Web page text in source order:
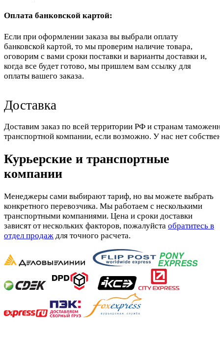
Оплата банковской картой:
Если при оформлении заказа вы выбрали оплату
банковской картой, то мы проверим наличие товара,
оговорим с вами сроки поставки и варианты доставки и,
когда все будет готово, мы пришлем вам ссылку для
оплаты вашего заказа.
Доставка
Доставим заказ по всей территории РФ и странам
транспортной компании, если возможно. У нас нет
Курьерские и транспортные
компании
Менеджеры сами выбирают тариф, но вы можете выбрать
конкретного перевозчика. Мы работаем с несколькими
транспортными компаниями. Цена и сроки доставки
зависят от нескольких факторов, пожалуйста обратитесь в
отдел продаж для точного расчета.